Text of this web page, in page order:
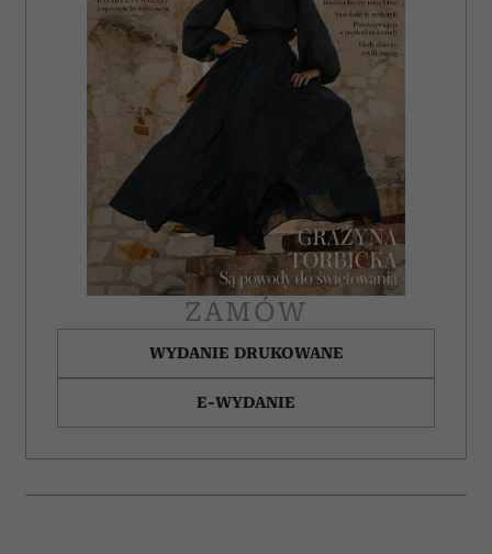
ZAMÓW
WYDANIE DRUKOWANE
E-WYDANIE